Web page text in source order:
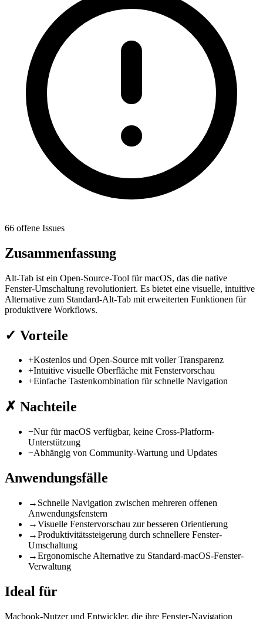
66 offene Issues
Zusammenfassung
Alt-Tab ist ein Open-Source-Tool für macOS, das die native
Fenster-Umschaltung revolutioniert. Es bietet eine visuelle, intuitive
Alternative zum Standard-Alt-Tab mit erweiterten Funktionen für
produktivere Workflows.
✓ Vorteile
+Kostenlos und Open-Source mit voller Transparenz
+Intuitive visuelle Oberfläche mit Fenstervorschau
+Einfache Tastenkombination für schnelle Navigation
✗ Nachteile
−Nur für macOS verfügbar, keine Cross-Platform-
Unterstützung
−Abhängig von Community-Wartung und Updates
Anwendungsfälle
→ Schnelle Navigation zwischen mehreren offenen
Anwendungsfenstern
→Visuelle Fenstervorschau zur besseren Orientierung
→Produktivitätssteigerung durch schnellere Fenster-
Umschaltung
→Ergonomische Alternative zu Standard-macOS-Fenster-
Verwaltung
Ideal für
Macbook-Nutzer und Entwickler, die ihre Fenster-Navigation